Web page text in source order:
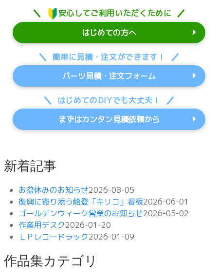
安心してご利用いただくために
はじめての方へ
簡単に見積・注文ができます！
パーツ見積・注文フォーム
はじめてのDIYでも大丈夫！
まずはカンタン見積依頼から
新着記事
お盆休みのお知らせ2026-08-05
復興に寄り添う能登「キリコ」看板2026-06-01
ゴールデンウィーク営業のお知らせ2026-05-02
作業用デスク2026-01-20
ＬＰレコードラック2026-01-09
作品集カテゴリ